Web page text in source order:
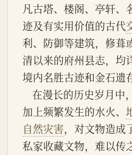
凡古塔、楼阁、亭轩、
迹及有实用价值的古代
利、防御等建筑，修葺
清以来的府州县志，均
境内名胜古迹和金石遗
加上频繁发生的水火、
自然灾害，对文物造成
私家收藏文物，难以传